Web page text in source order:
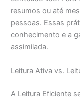
resumos ou até
pessoas. Essas
conhecimento e a
assimilada.
Leitura Ativa vs.
A Leitura Eficiente